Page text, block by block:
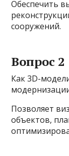
Обеспечить
сооружений.
Вопрос 2
Как 3D-
Позволяет
объектов,